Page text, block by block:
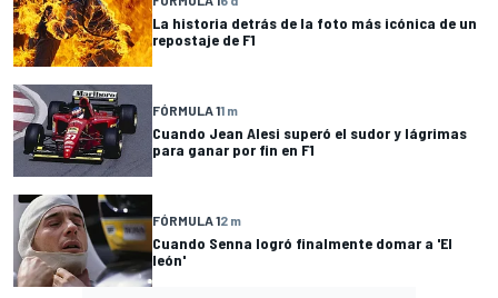
La historia detrás de la foto más icónica de un
repostaje de F1
FÓRMULA 11 m
Cuando Jean Alesi superó el sudor y lágrimas
para ganar por fin en F1
FÓRMULA 12 m
Cuando Senna logró finalmente domar a 'El
león'